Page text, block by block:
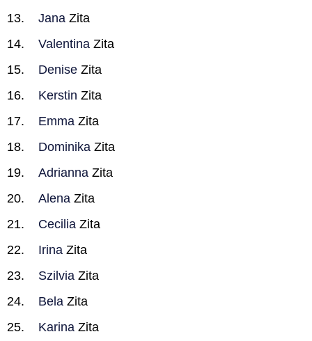
Jana Zita
Valentina Zita
Denise Zita
Kerstin Zita
Emma Zita
Dominika Zita
Adrianna Zita
Alena Zita
Cecilia Zita
Irina Zita
Szilvia Zita
Bela Zita
Karina Zita